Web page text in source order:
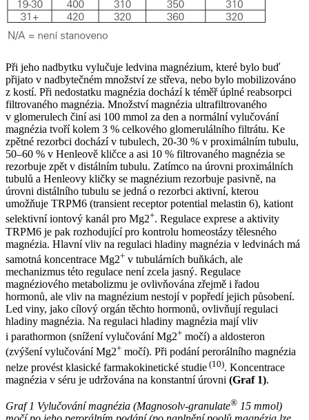
Při jeho nadbytku vylučuje ledvina magnézium, které bylo buď
přijato v nadbytečném množství ze střeva, nebo bylo mobilizováno
z kostí. Při nedostatku magnézia dochází k téměř úplné reabsorpci
filtrovaného magnézia. Množství magnézia ultrafiltrovaného
v glomerulech činí asi 100 mmol za den a normální vylučování
magnézia tvoří kolem 3 % celkového glomerulálního filtrátu. Ke
zpětné rezorbci dochází v tubulech, 20-30 % v proximálním tubulu,
50–60 % v Henleově kličce a asi 10 % filtrovaného magnézia se
rezorbuje zpět v distálním tubulu. Zatímco na úrovni proximálních
tubulů a Henleovy kličky se magnézium rezorbuje pasivně, na
úrovni distálního tubulu se jedná o rezorbci aktivní, kterou
umožňuje TRPM6 (transient receptor potential melastin 6), kationt
selektivní iontový kanál pro Mg2+. Regulace exprese a aktivity
TRPM6 je pak rozhodující pro kontrolu homeostázy tělesného
magnézia. Hlavní vliv na regulaci hladiny magnézia v ledvinách má
samotná koncentrace Mg2+ v tubulárních buňkách, ale
mechanizmus této regulace není zcela jasný. Regulace
magnéziového metabolizmu je ovlivňována zřejmě i řadou
hormonů, ale vliv na magnézium nestojí v popředí jejich působení.
Led viny, jako cílový orgán těchto hormonů, ovlivňují regulaci
hladiny magnézia. Na regulaci hladiny magnézia mají vliv
i parathormon (snížení vylučování Mg2+ močí) a aldosteron
(zvýšení vylučování Mg2+ močí). Při podání perorálního magnézia
nelze provést klasické farmakokinetické studie (10). Koncentrace
magnézia v séru je udržována na konstantní úrovni (Graf 1).
Graf 1 Vylučování magnézia (Magnosolv-granulate® 15 mmol)